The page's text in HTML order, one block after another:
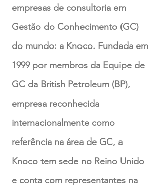
empresas de consultoria em
Gestão do Conhecimento (GC)
do mundo: a Knoco. Fundada em
1999 por membros da Equipe de
GC da British Petroleum (BP),
empresa reconhecida
internacionalmente como
referência na área de GC, a
Knoco tem sede no Reino Unido
e conta com representantes na